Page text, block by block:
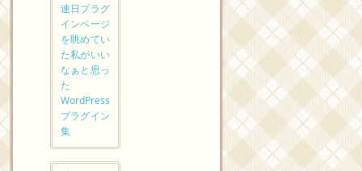
連日プラグ
インページ
を眺めてい
た私がいい
なぁと思っ
た
WordPress
プラグイン
集